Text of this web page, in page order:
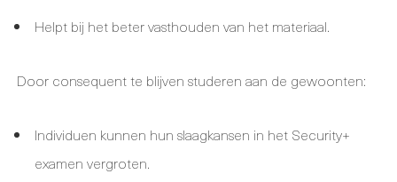
Helpt bij het beter vasthouden van het materiaal.
Door consequent te blijven studeren aan de gewoonten:
Individuen kunnen hun slaagkansen in het Security+
examen vergroten.